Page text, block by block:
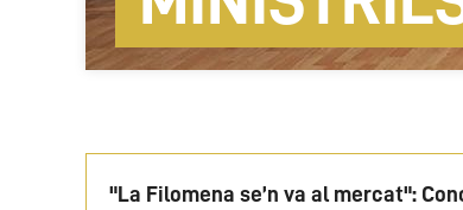
"La Filomena se’n va al mercat":